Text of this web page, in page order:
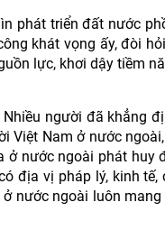
phát triển đất nước
khát vọng ấy, đòi
lực, khơi dậy tiềm
người đã khẳng
Việt Nam ở nước
nước ngoài phát huy
địa vị pháp lý, kinh
nước ngoài luôn